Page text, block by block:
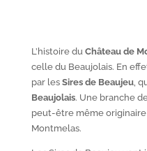
L’histoire duChâteau de
celle du Beaujolais. En
par les Sires de Beaujeu,
Beaujolais. Une branche
peut-être même
Montmelas.